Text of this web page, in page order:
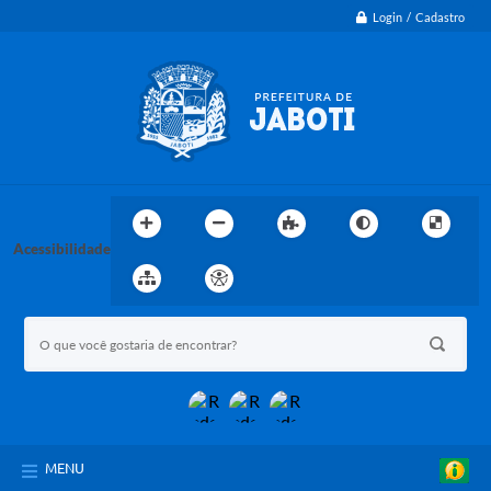
Login / Cadastro
Acessibilidade
MENU